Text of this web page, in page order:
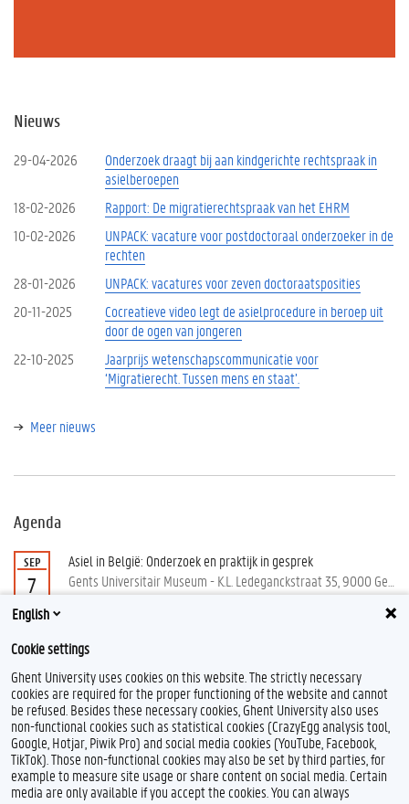
Nieuws
29-04-2026
Onderzoek draagt bij aan kindgerichte rechtspraak in
asielberoepen
18-02-2026
Rapport: De migratierechtspraak van het EHRM
10-02-2026
UNPACK: vacature voor postdoctoraal onderzoeker in de
rechten
28-01-2026
UNPACK: vacatures voor zeven doctoraatsposities
20-11-2025
Cocreatieve video legt de asielprocedure in beroep uit
door de ogen van jongeren
22-10-2025
Jaarprijs wetenschapscommunicatie voor
‘Migratierecht. Tussen mens en staat’.
Meer nieuws
Agenda
SEP
7
Asiel in België: Onderzoek en praktijk in gesprek
Feedback
English
Cookie settings
Ghent University uses cookies on this website. The strictly necessary
cookies are required for the proper functioning of the website and cannot
be refused. Besides these necessary cookies, Ghent University also uses
non-functional cookies such as statistical cookies (CrazyEgg analysis tool,
Google, Hotjar, Piwik Pro) and social media cookies (YouTube, Facebook,
TikTok). Those non-functional cookies may also be set by third parties, for
example to measure site usage or share content on social media. Certain
media are only available if you accept the cookies. You can always